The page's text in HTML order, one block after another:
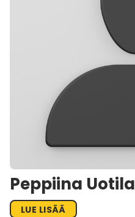
Peppiina Uotila
LUE LISÄÄ